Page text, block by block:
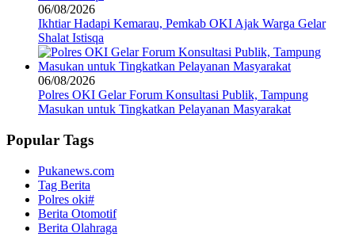
06/08/2026
Ikhtiar Hadapi Kemarau, Pemkab OKI Ajak Warga Gelar
Shalat Istisqa
06/08/2026
Polres OKI Gelar Forum Konsultasi Publik, Tampung
Masukan untuk Tingkatkan Pelayanan Masyarakat
Popular Tags
Pukanews.com
Tag Berita
Polres oki#
Berita Otomotif
Berita Olahraga